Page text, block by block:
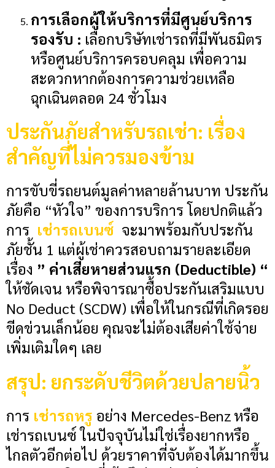
การเลือกผู้ให้บริการที่มีศูนย์บริการ
รองรับ : เลือกบริษัทเช่ารถที่มีพันธมิตร
หรือศูนย์บริการครอบคลุม เพื่อความ
สะดวกหากต้องการความช่วยเหลือ
ฉุกเฉินตลอด 24 ชั่วโมง
ประกันภัยสำหรับรถเช่า: เรื่อง
สำคัญที่ไม่ควรมองข้าม
การขับขี่รถยนต์มูลค่าหลายล้านบาท ประกัน
ภัยคือ “หัวใจ” ของการบริการ โดยปกติแล้ว
การ เช่ารถเบนซ์ จะมาพร้อมกับประกัน
ภัยชั้น 1 แต่ผู้เช่าควรสอบถามรายละเอียด
เรื่อง ” ค่าเสียหายส่วนแรก (Deductible) “
ให้ชัดเจน หรือพิจารณาซื้อประกันเสริมแบบ
No Deduct (SCDW) เพื่อให้ในกรณีที่เกิดรอย
ขีดข่วนเล็กน้อย คุณจะไม่ต้องเสียค่าใช้จ่าย
เพิ่มเติมใดๆ เลย
สรุป: ยกระดับชีวิตด้วยปลายนิ้ว
การ เช่ารถหรู อย่าง Mercedes-Benzหรือ
เช่ารถเบนซ์ในปัจจุบันไม่ใช่เรื่องยากหรือ
ไกลตัวอีกต่อไป ด้วยราคาที่จับต้องได้มากขึ้น